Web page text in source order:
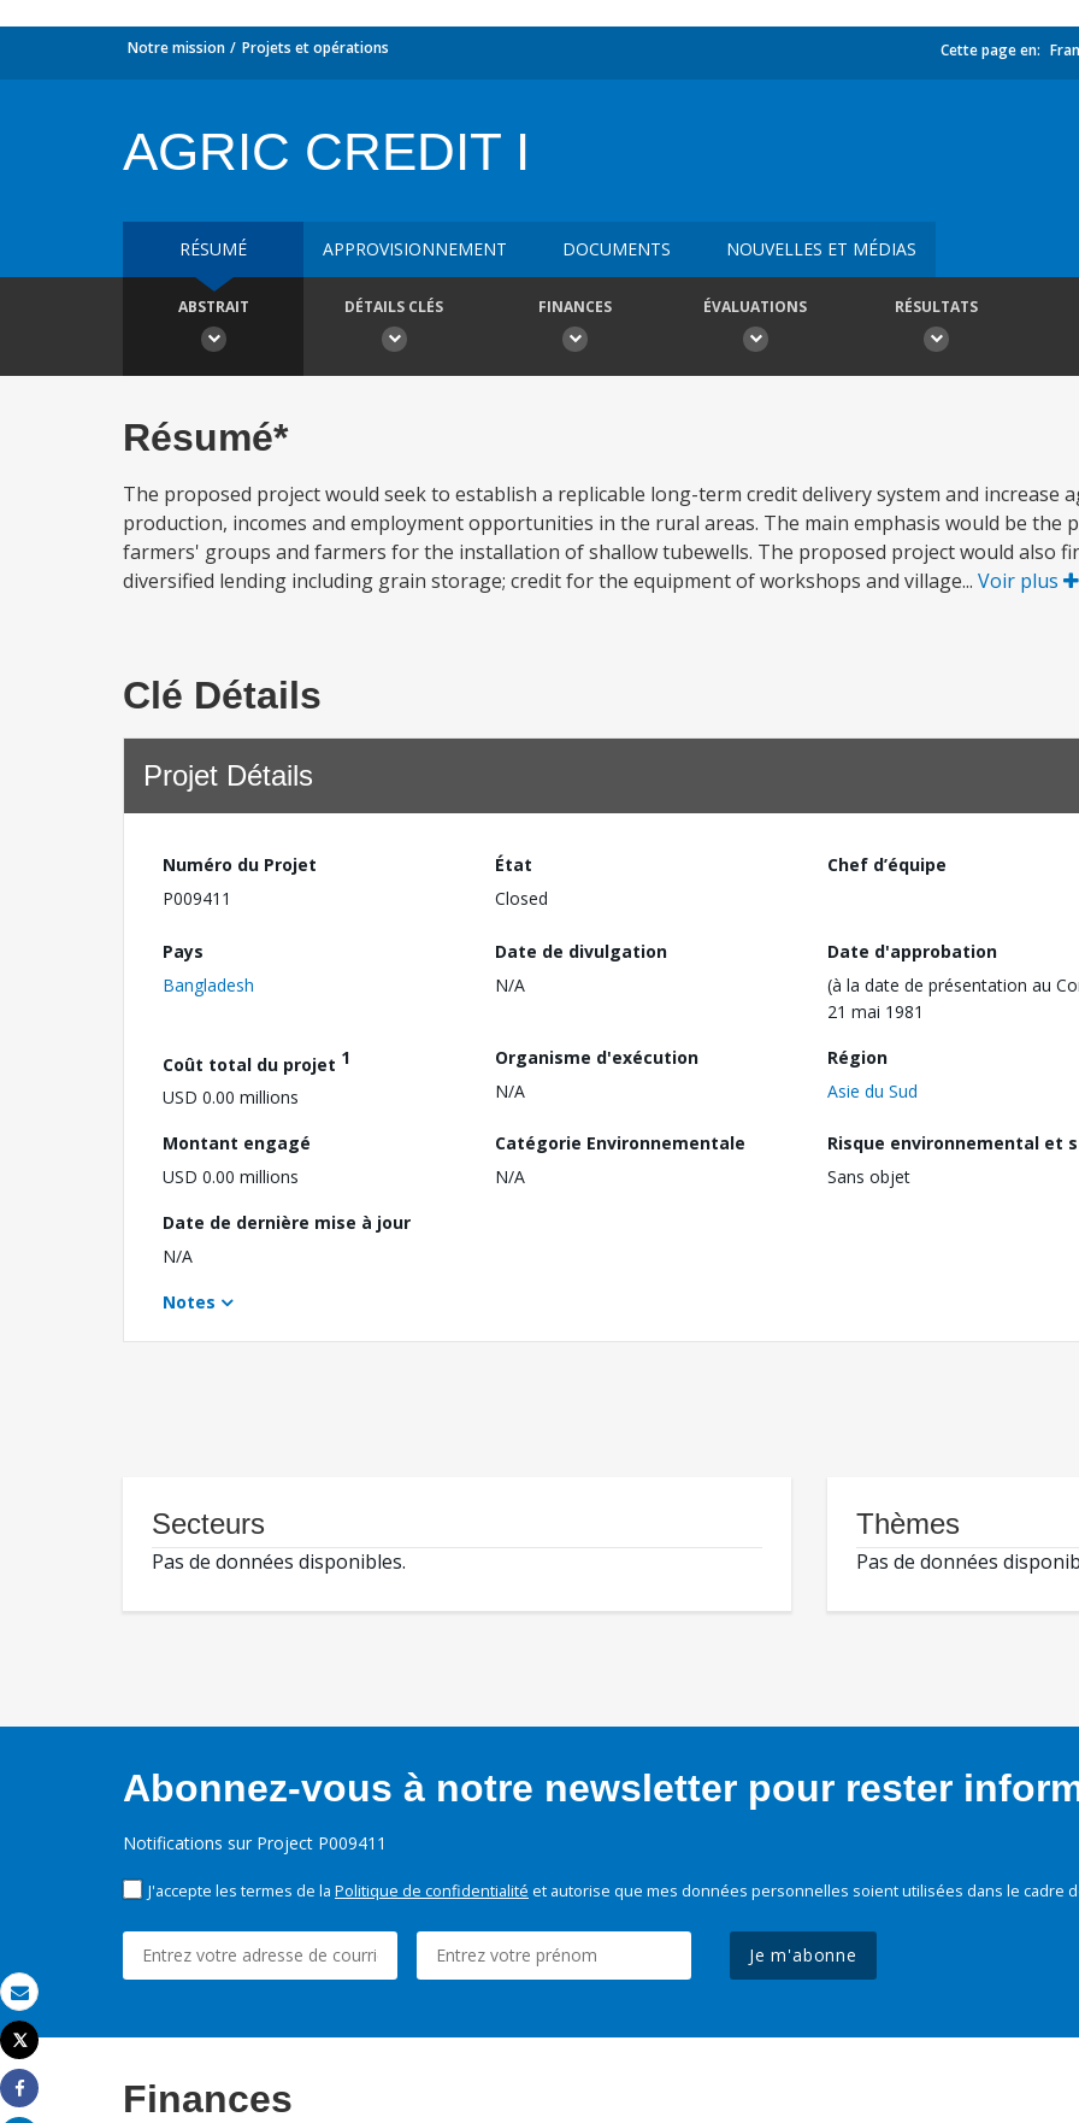
Email
Imprimer
Tweet
Share
Notre mission Projets et opérations Cette page en:
AGRIC CREDIT I
RÉSUMÉ APPROVISIONNEMENT DOCUMENTS NOUVELLES ET MÉDIAS
ABSTRAIT DÉTAILS CLÉS FINANCES ÉVALUATIONS RÉSULTATS
Résumé*
The proposed project would seek to establish a replicable long-term credit delivery system and increase
production, incomes and employment opportunities in the rural areas. The main emphasis would be the
farmers' groups and farmers for the installation of shallow tubewells. The proposed project would also
diversified lending including grain storage; credit for the equipment of workshops and village... Voir plus
Clé Détails
Projet Détails
Numéro du Projet
P009411
État
Closed
Chef d’équipe
Pays
Bangladesh
Date de divulgation
N/A
Date d'approbation
(à la date de présentation au
21 mai 1981
Coût total du projet 1
USD 0.00 millions
Organisme d'exécution
N/A
Région
Asie du Sud
Montant engagé
USD 0.00 millions
Catégorie Environnementale
N/A
Risque environnemental et
Sans objet
Date de dernière mise à jour
N/A
Notes
Secteurs
Pas de données disponibles.
Thèmes
Pas de données
Abonnez-vous à notre newsletter pour rester
Notifications sur Project P009411
J'accepte les termes de la Politique de confidentialité et autorise que mes données personnelles soient utilisées dans le cadre
Je m'abonne
Finances